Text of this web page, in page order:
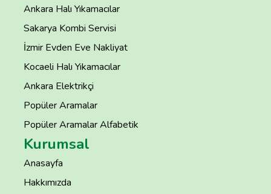
Ankara Halı Yıkamacılar
Sakarya Kombi Servisi
İzmir Evden Eve Nakliyat
Kocaeli Halı Yıkamacılar
Ankara Elektrikçi
Popüler Aramalar
Popüler Aramalar Alfabetik
Kurumsal
Anasayfa
Hakkımızda